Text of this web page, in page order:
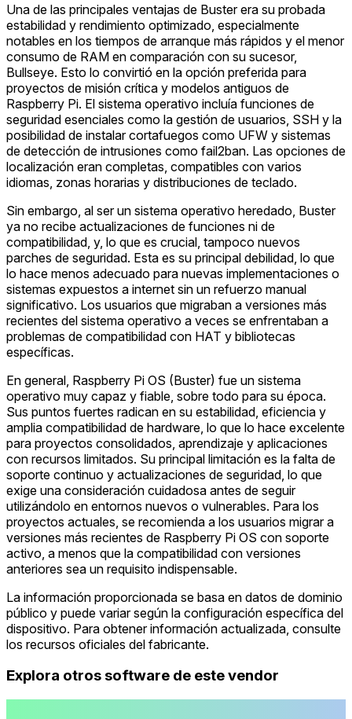
Una de las principales ventajas de Buster era su probada
estabilidad y rendimiento optimizado, especialmente
notables en los tiempos de arranque más rápidos y el menor
consumo de RAM en comparación con su sucesor,
Bullseye. Esto lo convirtió en la opción preferida para
proyectos de misión crítica y modelos antiguos de
Raspberry Pi. El sistema operativo incluía funciones de
seguridad esenciales como la gestión de usuarios, SSH y la
posibilidad de instalar cortafuegos como UFW y sistemas
de detección de intrusiones como fail2ban. Las opciones de
localización eran completas, compatibles con varios
idiomas, zonas horarias y distribuciones de teclado.
Sin embargo, al ser un sistema operativo heredado, Buster
ya no recibe actualizaciones de funciones ni de
compatibilidad, y, lo que es crucial, tampoco nuevos
parches de seguridad. Esta es su principal debilidad, lo que
lo hace menos adecuado para nuevas implementaciones o
sistemas expuestos a internet sin un refuerzo manual
significativo. Los usuarios que migraban a versiones más
recientes del sistema operativo a veces se enfrentaban a
problemas de compatibilidad con HAT y bibliotecas
específicas.
En general, Raspberry Pi OS (Buster) fue un sistema
operativo muy capaz y fiable, sobre todo para su época.
Sus puntos fuertes radican en su estabilidad, eficiencia y
amplia compatibilidad de hardware, lo que lo hace excelente
para proyectos consolidados, aprendizaje y aplicaciones
con recursos limitados. Su principal limitación es la falta de
soporte continuo y actualizaciones de seguridad, lo que
exige una consideración cuidadosa antes de seguir
utilizándolo en entornos nuevos o vulnerables. Para los
proyectos actuales, se recomienda a los usuarios migrar a
versiones más recientes de Raspberry Pi OS con soporte
activo, a menos que la compatibilidad con versiones
anteriores sea un requisito indispensable.
La información proporcionada se basa en datos de dominio
público y puede variar según la configuración específica del
dispositivo. Para obtener información actualizada, consulte
los recursos oficiales del fabricante.
Explora otros software de este vendor